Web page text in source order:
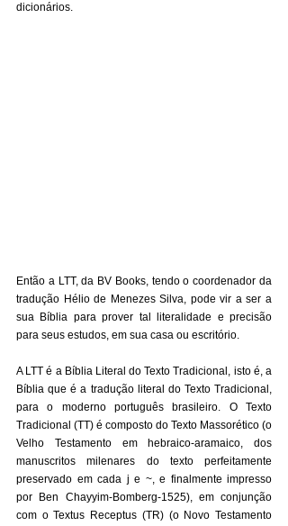
dicionários.
Então a LTT, da BV Books, tendo o coordenador da
tradução Hélio de Menezes Silva, pode vir a ser a
sua Bíblia para prover tal literalidade e precisão
para seus estudos, em sua casa ou escritório.
A LTT é a Bíblia Literal do Texto Tradicional, isto é, a
Bíblia que é a tradução literal do Texto Tradicional,
para o moderno português brasileiro. O Texto
Tradicional (TT) é composto do Texto Massorético (o
Velho Testamento em hebraico-aramaico, dos
manuscritos milenares do texto perfeitamente
preservado em cada j e ~, e finalmente impresso
por Ben Chayyim-Bomberg-1525), em conjunção
com o Textus Receptus (TR) (o Novo Testamento